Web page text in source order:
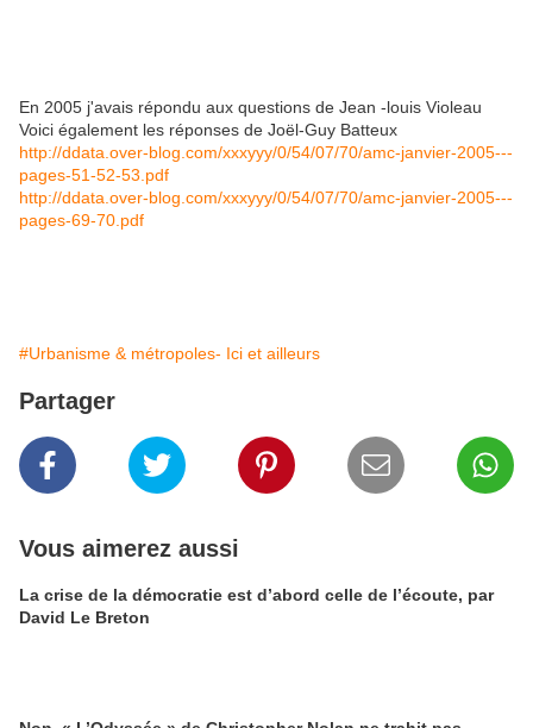
En 2005 j'avais répondu aux questions de Jean -louis Violeau
Voici également les réponses de Joël-Guy Batteux
http://ddata.over-blog.com/xxxyyy/0/54/07/70/amc-janvier-2005---
pages-51-52-53.pdf
http://ddata.over-blog.com/xxxyyy/0/54/07/70/amc-janvier-2005---
pages-69-70.pdf
#Urbanisme & métropoles- Ici et ailleurs
Partager
Vous aimerez aussi
La crise de la démocratie est d’abord celle de l’écoute, par
David Le Breton